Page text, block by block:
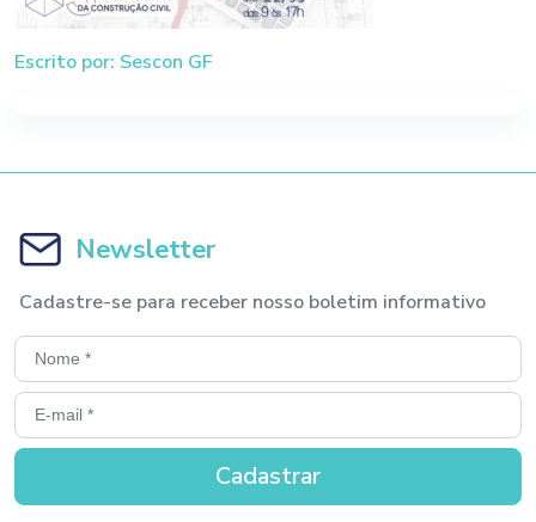
Escrito por: Sescon GF
Newsletter
Cadastre-se para receber nosso boletim informativo